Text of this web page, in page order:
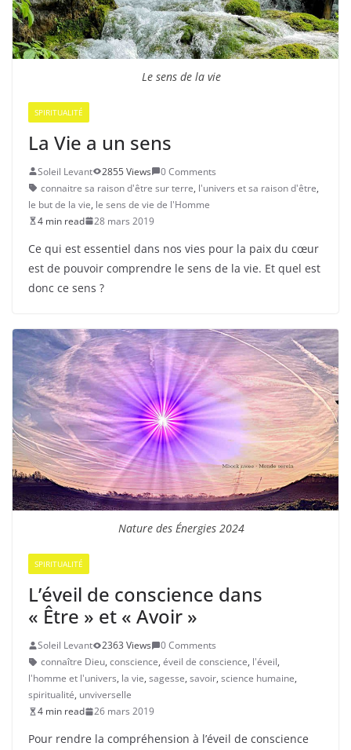
Le sens de la vie
SPIRITUALITÉ
La Vie a un sens
Soleil Levant 2855 Views
0 Comments
connaitre sa raison d'être sur terre, l'univers et sa raison d'être,
le but de la vie, le sens de vie de l'Homme
4 min read
28 mars 2019
Ce qui est essentiel dans nos vies pour la paix du cœur
est de pouvoir comprendre le sens de la vie. Et quel est
donc ce sens ?
Nature des Énergies 2024
SPIRITUALITÉ
L’éveil de conscience dans
« Être » et « Avoir »
Soleil Levant 2363 Views
0 Comments
connaître Dieu, conscience, éveil de conscience, l'éveil,
l'homme et l'univers, la vie, sagesse, savoir, science humaine,
spiritualité, unviverselle
4 min read
26 mars 2019
Pour rendre la compréhension à l’éveil de conscience